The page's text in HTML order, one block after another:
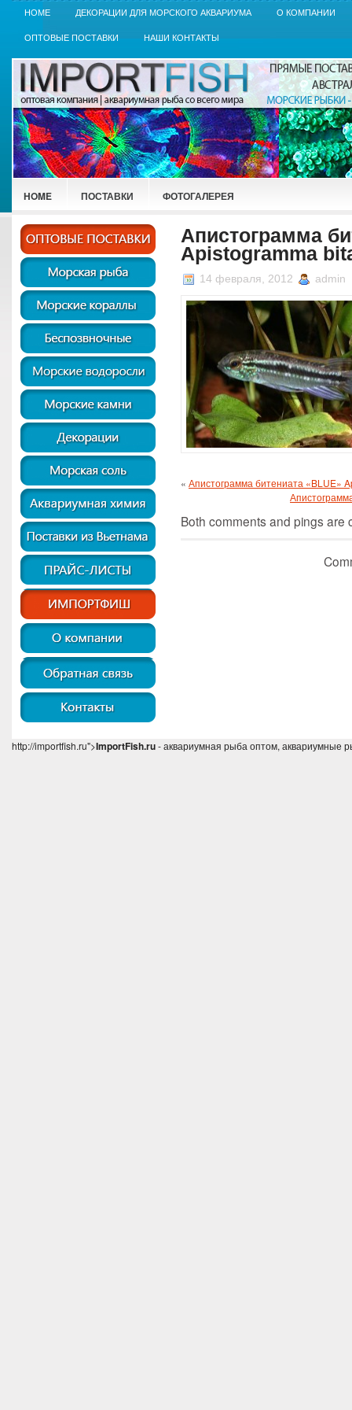
HOME ДЕКОРАЦИИ ДЛЯ МОРСКОГО АКВАРИУМА О КОМПАНИИ
ОПТОВЫЕ ПОСТАВКИ НАШИ КОНТАКТЫ
HOME ПОСТАВКИ ФОТОГАЛЕРЕЯ
Апистограмма
Apistogramma
14 февраля, 2012 admin
« Апистограмма битениата «BLUE»
Both comments and pings are
http://importfish.ru">ImportFish.ru- аквариумная рыба оптом, аквариумные